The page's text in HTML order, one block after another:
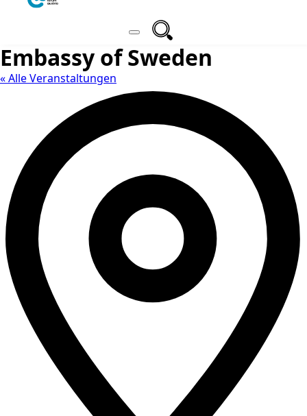
Embassy of Sweden
« Alle Veranstaltungen